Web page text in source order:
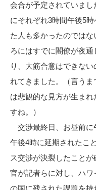
会合が予定されていま
にそれぞれ3時間午後5
た人も多かったのでは
ろにはすでに閣僚が夜
り、大筋合意はできな
れてきました。（言う
は悲観的な見方が生ま
すね。）
交渉最終日、お昼前に
午後4時に延期されたこ
ス交渉が決裂したこと
官が記者らに対し、ハ